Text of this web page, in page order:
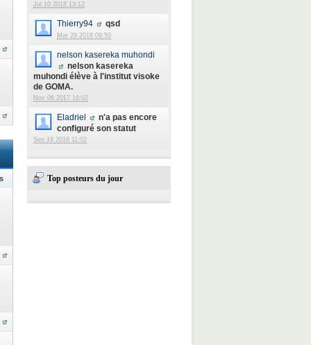
Jul 10 2018 13:12
Thierry94 qsd
Mar 29 2018 09:50
nelson kasereka muhondi
nelson kasereka
muhondi élève à l'institut visoke
de GOMA.
Nov 06 2017 16:02
Eladriel
n'a pas encore
configuré son statut
Sep 18 2016 11:02
Top posteurs du jour